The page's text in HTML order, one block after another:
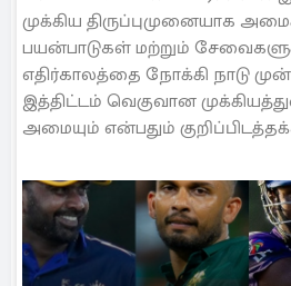
முக்கிய திருப்புமுனையாக
பயன்பாடுகள் மற்றும்
எதிர்காலத்தை நோக்கி நாடு
இத்திட்டம் வெகுவான
அமையும் என்பதும்